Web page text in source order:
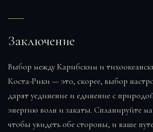
Заключение
Выбор между Карибским и
Коста-Рики — это, скорее, выбор
дарят уединение и единение с
энергию волн и закаты. Спланируйте
чтобы увидеть обе стороны, и ваше